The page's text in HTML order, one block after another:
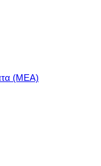
(ΜΕΑ)